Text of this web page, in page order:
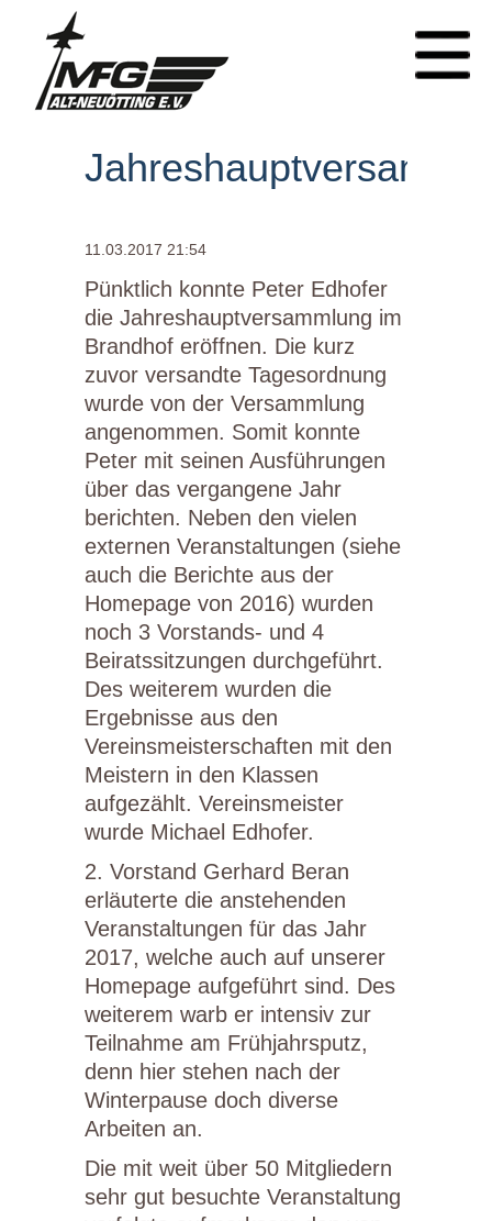
11.03.2017 21:54
Pünktlich konnte Peter Edhofer
die Jahreshauptversammlung im
Brandhof eröffnen. Die kurz
zuvor versandte Tagesordnung
wurde von der Versammlung
angenommen. Somit konnte
Peter mit seinen Ausführungen
über das vergangene Jahr
berichten. Neben den vielen
externen Veranstaltungen (siehe
auch die Berichte aus der
Homepage von 2016) wurden
noch 3 Vorstands- und 4
Beiratssitzungen durchgeführt.
Des weiterem wurden die
Ergebnisse aus den
Vereinsmeisterschaften mit den
Meistern in den Klassen
aufgezählt. Vereinsmeister
wurde Michael Edhofer.
2. Vorstand Gerhard Beran
erläuterte die anstehenden
Veranstaltungen für das Jahr
2017, welche auch auf unserer
Homepage aufgeführt sind. Des
weiterem warb er intensiv zur
Teilnahme am Frühjahrsputz,
denn hier stehen nach der
Winterpause doch diverse
Arbeiten an.
Die mit weit über 50 Mitgliedern
sehr gut besuchte Veranstaltung